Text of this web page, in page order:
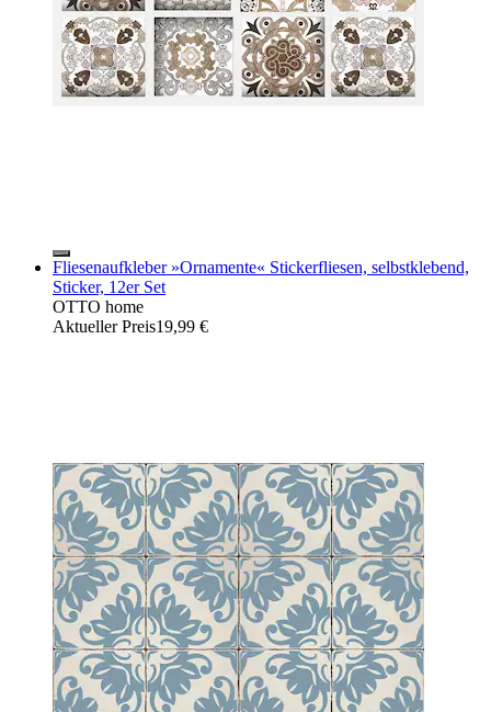
Fliesenaufkleber »Ornamente« Stickerfliesen, selbstklebend,
Sticker, 12er Set
OTTO home
Aktueller Preis19,99 €